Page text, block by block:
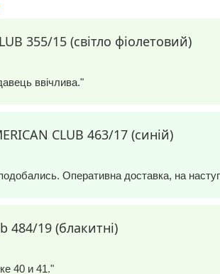
355/15 (світло фіолетовий)
ввічлива."
CLUB 463/17 (синій)
Оперативна доставка, на
484/19 (блакитні)
40 и 41."